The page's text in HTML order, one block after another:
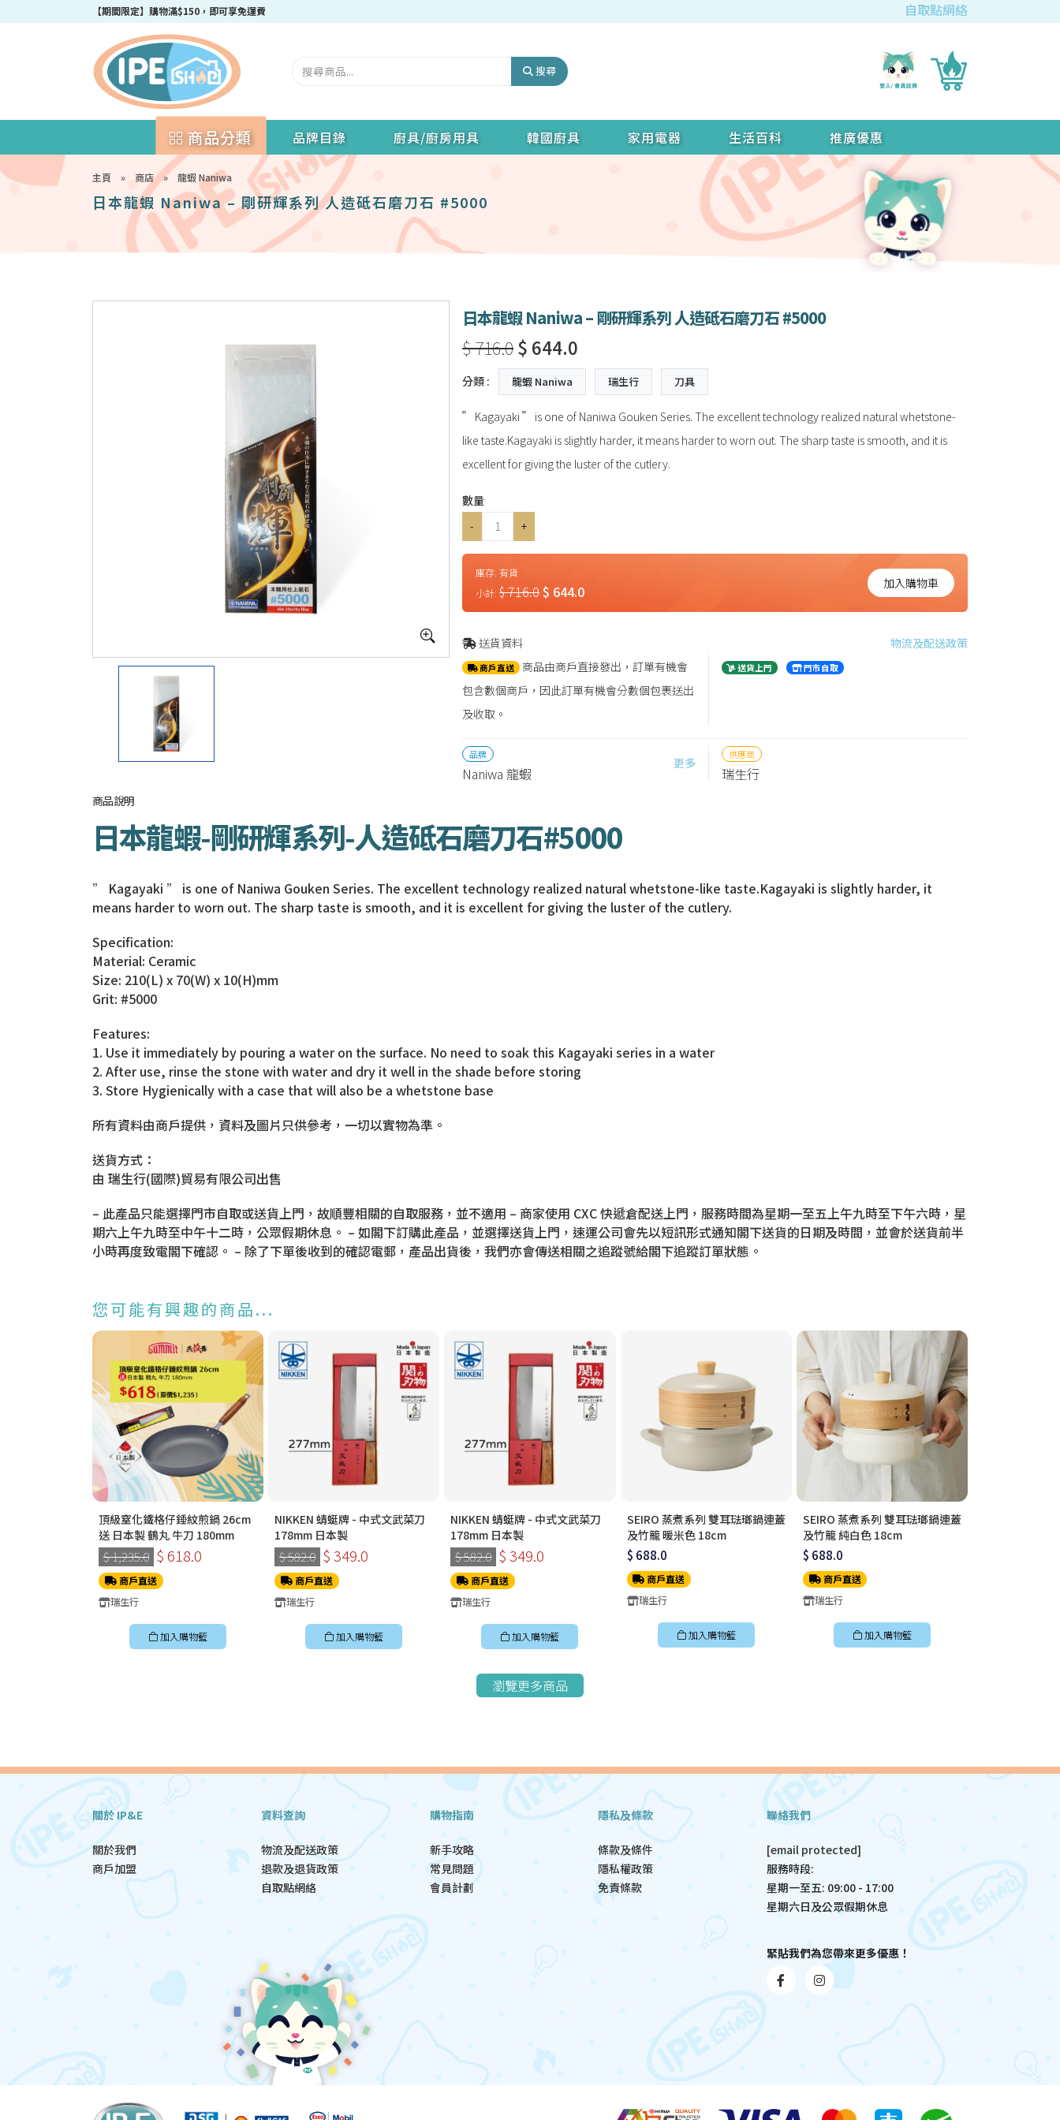
【期間限定】購物滿$150，即可享免運費 自取點網絡
搜尋
商品分類 品牌目錄 廚具/廚房用具 韓國廚具 家用電器 生活百科 推廣優惠
主頁 » 商店» 龍蝦 Naniwa
日本龍蝦 Naniwa – 剛研輝系列 人造砥石磨刀石 #5000
日本龍蝦 Naniwa – 剛研輝系列 人造砥石磨刀石 #5000
$ 716.0$ 644.0
分類 : 龍蝦 Naniwa 瑞生行 刀具
” Kagayaki ” is one of Naniwa Gouken Series. The excellent technology realized natural whetstone-
like taste.Kagayaki is slightly harder, it means harder to worn out. The sharp taste is smooth, and it is
excellent for giving the luster of the cutlery.
數量
-
+
庫存:有貨
小計:$ 716.0$ 644.0 加入購物車
送貨資料 物流及配送政策
商戶直送 商品由商戶直接發出，訂單有機會
包含數個商戶，因此訂單有機會分數個包裹送出
及收取。
送貨上門 門市自取
品牌
Naniwa 龍蝦
更多
供應商
瑞生行
商品說明
日本龍蝦-剛研輝系列-人造砥石磨刀石#5000
” Kagayaki ” is one of Naniwa Gouken Series. The excellent technology realized natural whetstone-like taste.Kagayaki is slightly harder, it
means harder to worn out. The sharp taste is smooth, and it is excellent for giving the luster of the cutlery.
Specification:
Material: Ceramic
Size: 210(L) x 70(W) x 10(H)mm
Grit: #5000
Features:
1. Use it immediately by pouring a water on the surface. No need to soak this Kagayaki series in a water
2. After use, rinse the stone with water and dry it well in the shade before storing
3. Store Hygienically with a case that will also be a whetstone base
所有資料由商戶提供，資料及圖片只供參考，一切以實物為準。
送貨方式：
由 瑞生行(國際)貿易有限公司出售
– 此產品只能選擇門市自取或送貨上門，故順豐相關的自取服務，並不適用 – 商家使用 CXC 快遞倉配送上門，服務時間為星期一至五上午九時至下午六時，星
期六上午九時至中午十二時，公眾假期休息。 – 如閣下訂購此產品，並選擇送貨上門，速運公司會先以短訊形式通知閣下送貨的日期及時間，並會於送貨前半
小時再度致電閣下確認。 – 除了下單後收到的確認電郵，產品出貨後，我們亦會傳送相關之追蹤號給閣下追蹤訂單狀態。
您可能有興趣的商品...
頂級窒化鐵格仔錘紋煎鍋 26cm
送 日本製 鶴丸 牛刀 180mm
$ 1,235.0 $ 618.0
商戶直送
瑞生行
加入購物籃
NIKKEN 蜻蜓牌 - 中式文武菜刀
178mm 日本製
$ 582.0 $ 349.0
商戶直送
瑞生行
加入購物籃
NIKKEN 蜻蜓牌 - 中式文武菜刀
178mm 日本製
$ 582.0 $ 349.0
商戶直送
瑞生行
加入購物籃
SEIRO 蒸煮系列 雙耳琺瑯鍋連蓋
及竹籠 暖米色 18cm
$ 688.0
商戶直送
瑞生行
加入購物籃
SEIRO 蒸煮系列 雙耳琺瑯鍋連蓋
及竹籠 純白色 18cm
$ 688.0
商戶直送
瑞生行
加入購物籃
瀏覽更多商品
關於 IP&E
關於我們
商戶加盟
資料查詢
物流及配送政策
退款及退貨政策
自取點網絡
購物指南
新手攻略
常見問題
會員計劃
隱私及條款
條款及條件
隱私權政策
免責條款
聯絡我們
[email protected]
服務時段:
星期一至五: 09:00 - 17:00
星期六日及公眾假期休息
緊貼我們為您帶來更多優惠！